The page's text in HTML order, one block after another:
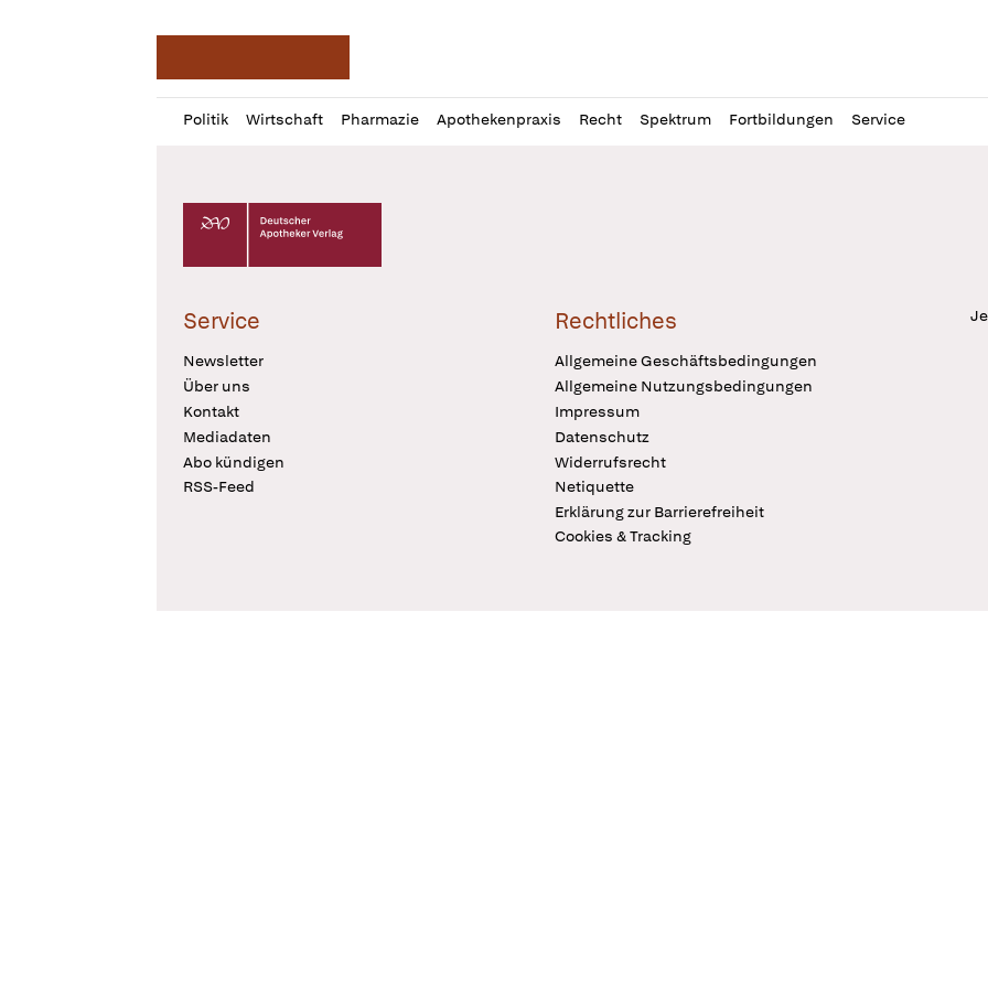
Politik Wirtschaft Pharmazie Apothekenpraxis Recht Spektrum Fortbildungen Service
Profil
öffnen
Daz
Pur
Deutscher Apotheker Verlag Logo
Service
Newsletter
Über uns
Kontakt
Mediadaten
Abo kündigen
RSS-Feed
Rechtliches
Allgemeine Geschäftsbedingungen
Allgemeine Nutzungsbedingungen
Impressum
Datenschutz
Widerrufsrecht
Netiquette
Erklärung zur Barrierefreiheit
Cookies & Tracking